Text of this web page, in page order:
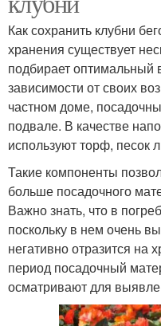
Как сохранить клубни
хранения существует
подбирает оптимальный
зависимости от своих
частном доме,
подвале. В качестве
используют торф, песок
Такие компоненты
больше посадочного
Важно знать, что в
поскольку в нем очень
негативно отразится на
период посадочный
осматривают для